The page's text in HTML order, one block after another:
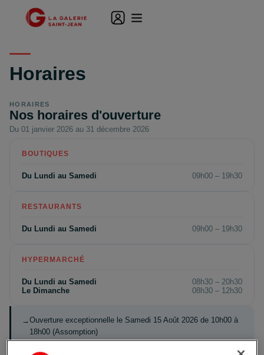
Horaires
HORAIRES
Nos horaires d'ouverture
Du 01 janvier 2026 au 31 décembre 2026
BOUTIQUES
Du Lundi au Samedi 09h00 – 19h30
RESTAURANTS
Du Lundi au Samedi 09h00 – 19h30
HYPERMARCHÉ
Du Lundi au Samedi
08h30 – 20h30
Le Dimanche
08h30 – 12h30
Ouverture exceptionnelle le Samedi 15 Août 2026 de 10h00 à
18h00 (Assomption)